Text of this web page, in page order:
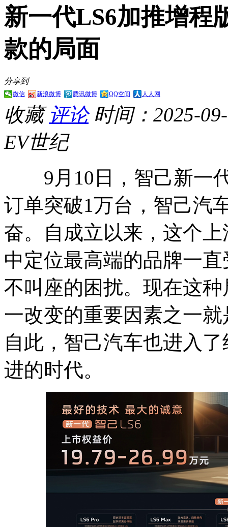
新一代LS6加推增程
款的局面
分享到
微信 新浪微博 腾讯微博 QQ空间 人人网
收藏 评论 时间：2025-
EV世纪
9月10日，智己新一代
订单突破1万台，智己汽
奋。自成立以来，这个
中定位最高端的品牌一
不叫座的困扰。现在这
一改变的重要因素之一
自此，智己汽车也进入
进的时代。